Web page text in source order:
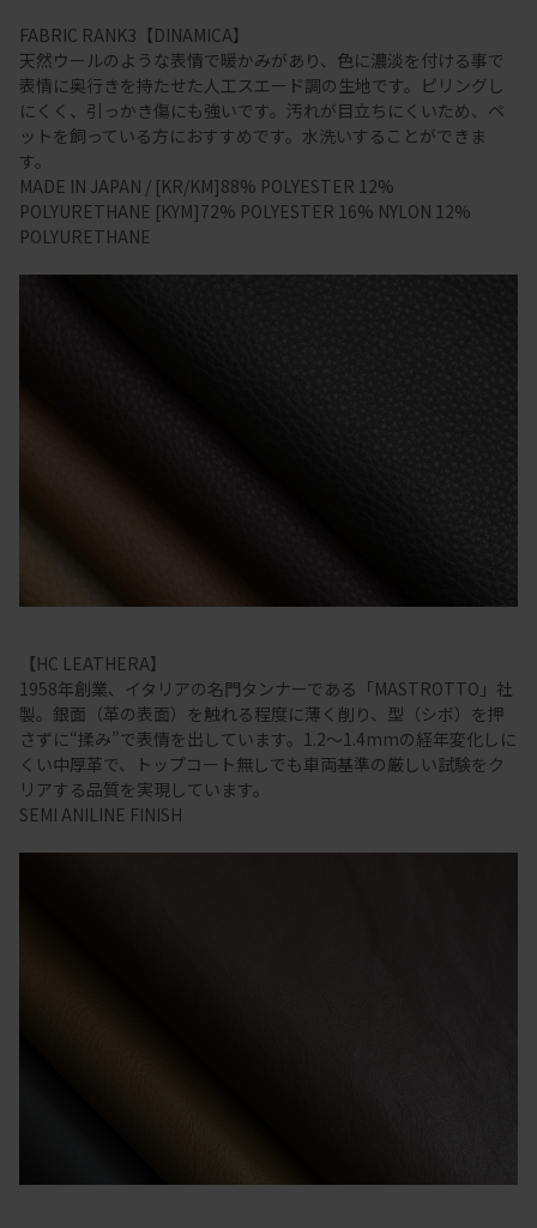
FABRIC RANK3【DINAMICA】
天然ウールのような表情で暖かみがあり、色に濃淡を付ける事で
表情に奥行きを持たせた人工スエード調の生地です。ピリングし
にくく、引っかき傷にも強いです。汚れが目立ちにくいため、ペ
ットを飼っている方におすすめです。水洗いすることができま
す。
MADE IN JAPAN / [KR/KM]88% POLYESTER 12%
POLYURETHANE [KYM]72% POLYESTER 16% NYLON 12%
POLYURETHANE
【HC LEATHERA】
1958年創業、イタリアの名門タンナーである「MASTROTTO」社
製。銀面（革の表面）を触れる程度に薄く削り、型（シボ）を押
さずに“揉み”で表情を出しています。1.2～1.4mmの経年変化しに
くい中厚革で、トップコート無しでも車両基準の厳しい試験をク
リアする品質を実現しています。
SEMI ANILINE FINISH